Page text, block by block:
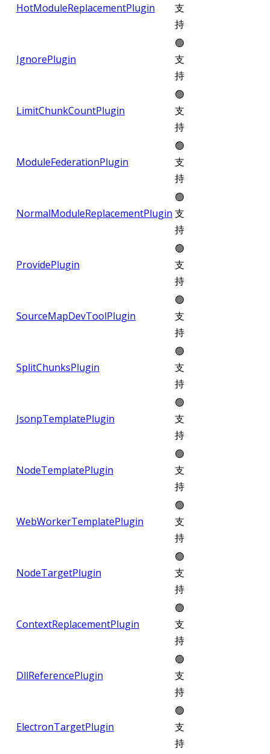
HotModuleReplacementPlugin
支
持
IgnorePlugin
🟢
支
持
LimitChunkCountPlugin
🟢
支
持
ModuleFederationPlugin
🟢
支
持
NormalModuleReplacementPlugin
🟢
支
持
ProvidePlugin
🟢
支
持
SourceMapDevToolPlugin
🟢
支
持
SplitChunksPlugin
🟢
支
持
JsonpTemplatePlugin
🟢
支
持
NodeTemplatePlugin
🟢
支
持
WebWorkerTemplatePlugin
🟢
支
持
NodeTargetPlugin
🟢
支
持
ContextReplacementPlugin
🟢
支
持
DllReferencePlugin
🟢
支
持
ElectronTargetPlugin
🟢
支
持